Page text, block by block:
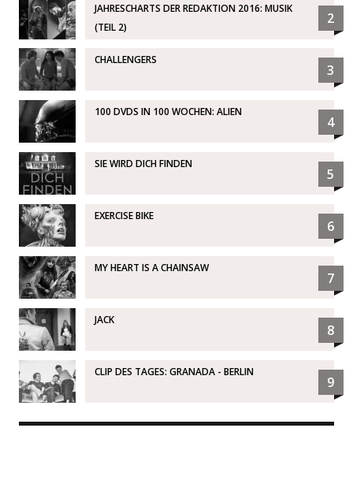
JAHRESCHARTS DER REDAKTION 2016: MUSIK
(TEIL 2)
2
CHALLENGERS
3
100 DVDS IN 100 WOCHEN: ALIEN
4
SIE WIRD DICH FINDEN
5
EXERCISE BIKE
6
MY HEART IS A CHAINSAW
7
JACK
8
CLIP DES TAGES: GRANADA - BERLIN
9